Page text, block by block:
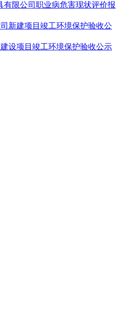
有限公司职业病危害现状评价报
新建项目竣工环境保护验收公
设项目竣工环境保护验收公示